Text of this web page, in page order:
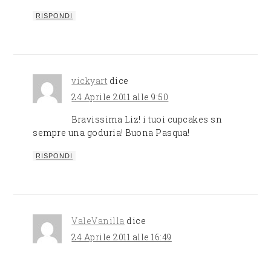
RISPONDI
vickyart dice
24 Aprile 2011 alle 9:50
Bravissima Liz! i tuoi cupcakes sn
sempre una goduria! Buona Pasqua!
RISPONDI
ValeVanilla dice
24 Aprile 2011 alle 16:49